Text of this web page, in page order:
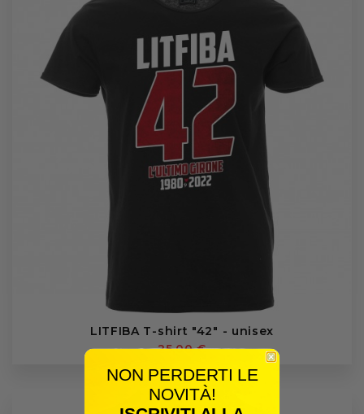
LITFIBA T-shirt "42" - unisex
25,00 €
NON PERDERTI LE
NOVITÀ!